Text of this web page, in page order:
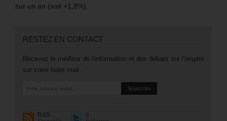
sur un an (soit +1,8%).
RESTEZ EN CONTACT
Recevez le meilleur de l'information et des débats sur l'emploi
sur votre boite mail.
RSS 0